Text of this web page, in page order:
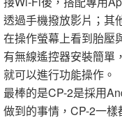
透過手機撥放影片；其
在操作螢幕上看到胎壓
有無線遙控器安裝簡單
就可以進行功能操作。
最棒的是CP-2是採用
做到的事情，CP-2一